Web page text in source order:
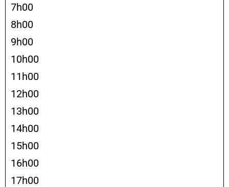
7h00
8h00
9h00
10h00
11h00
12h00
13h00
14h00
15h00
16h00
17h00